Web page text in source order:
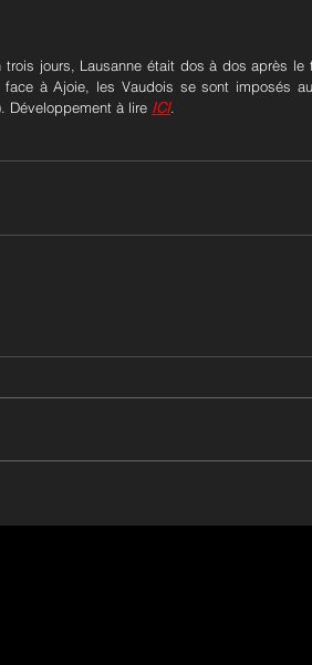
trois jours, Lausanne était dos à dos après
à Ajoie, les Vaudois se sont imposés
Développement à lire ICI.